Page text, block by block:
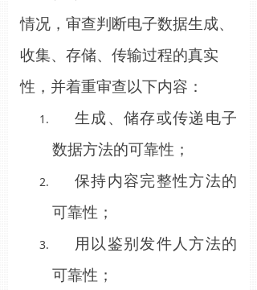
情况，审查判断电子数据生成、
收集、存储、传输过程的真实
性，并着重审查以下内容：
生成、储存或传递电子
数据方法的可靠性；
保持内容完整性方法的
可靠性；
用以鉴别发件人方法的
可靠性；